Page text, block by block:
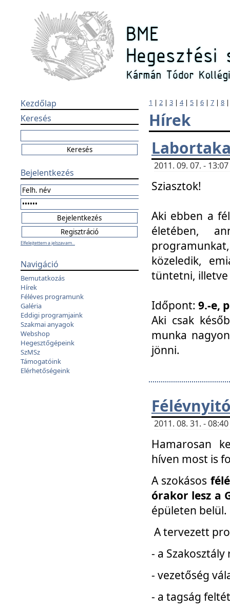
Kezdőlap
Keresés
Bejelentkezés
Elfelejtettem a jelszavam...
Navigáció
Bemutatkozás
Hírek
Féléves programunk
Galéria
Eddigi programjaink
Szakmai anyagok
Webshop
Hegesztőgépeink
SzMSz
Támogatóink
Elérhetőségeink
1 | 2 | 3 | 4| 5 | 6 | 7 | 8
Hírek
2011. 09. 07. -
Sziasztok!
Aki ebben a
életében,
közeledik,
tüntetni, illetve
Időpont: 9.-e,
Aki csak
munka
jönni.
2011. 08. 31. -
Hamarosan
híven most is
A szokásos
órakor lesz a
épületen belül.
A tervezett
- a
- vezetőség
- a tagság